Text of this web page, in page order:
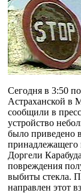
Сегодня в 3:50
Астраханской в
сообщили в
устройство
было приведено
принадлежащего
Доргели
повреждения
выбиты стекла.
направлен этот